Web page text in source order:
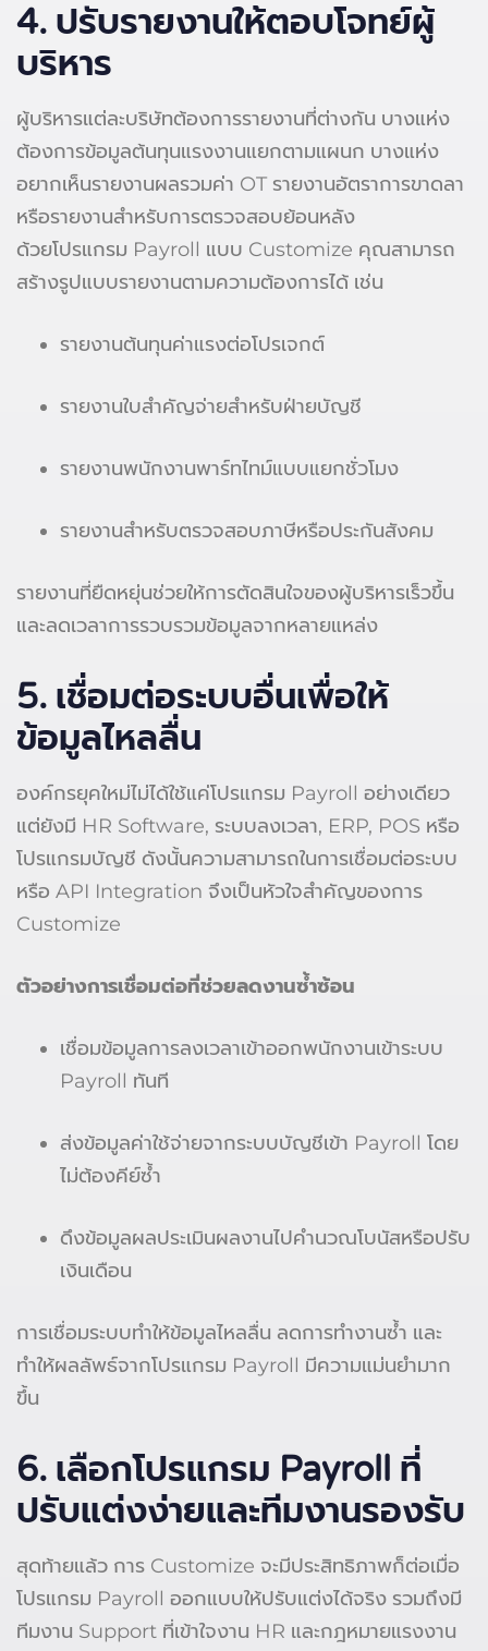
4. ปรับรายงานให้ตอบโจทย์ผู้
บริหาร
ผู้บริหารแต่ละบริษัทต้องการรายงานที่ต่างกัน บางแห่ง
ต้องการข้อมูลต้นทุนแรงงานแยกตามแผนก บางแห่ง
อยากเห็นรายงานผลรวมค่า OT รายงานอัตราการขาดลา
หรือรายงานสำหรับการตรวจสอบย้อนหลัง
ด้วยโปรแกรม Payroll แบบ Customize คุณสามารถ
สร้างรูปแบบรายงานตามความต้องการได้ เช่น
รายงานต้นทุนค่าแรงต่อโปรเจกต์
รายงานใบสำคัญจ่ายสำหรับฝ่ายบัญชี
รายงานพนักงานพาร์ทไทม์แบบแยกชั่วโมง
รายงานสำหรับตรวจสอบภาษีหรือประกันสังคม
รายงานที่ยืดหยุ่นช่วยให้การตัดสินใจของผู้บริหารเร็วขึ้น
และลดเวลาการรวบรวมข้อมูลจากหลายแหล่ง
5. เชื่อมต่อระบบอื่นเพื่อให้
ข้อมูลไหลลื่น
องค์กรยุคใหม่ไม่ได้ใช้แค่โปรแกรม Payroll อย่างเดียว
แต่ยังมี HR Software, ระบบลงเวลา, ERP, POS หรือ
โปรแกรมบัญชี ดังนั้นความสามารถในการเชื่อมต่อระบบ
หรือ API Integration จึงเป็นหัวใจสำคัญของการ
Customize
ตัวอย่างการเชื่อมต่อที่ช่วยลดงานซ้ำซ้อน
เชื่อมข้อมูลการลงเวลาเข้าออกพนักงานเข้าระบบ
Payroll ทันที
ส่งข้อมูลค่าใช้จ่ายจากระบบบัญชีเข้า Payroll โดย
ไม่ต้องคีย์ซ้ำ
ดึงข้อมูลผลประเมินผลงานไปคำนวณโบนัสหรือปรับ
เงินเดือน
การเชื่อมระบบทำให้ข้อมูลไหลลื่น ลดการทำงานซ้ำ และ
ทำให้ผลลัพธ์จากโปรแกรม Payroll มีความแม่นยำมาก
ขึ้น
6. เลือกโปรแกรม Payroll ที่
ปรับแต่งง่ายและทีมงานรองรับ
สุดท้ายแล้ว การ Customize จะมีประสิทธิภาพก็ต่อเมื่อ
โปรแกรม Payroll ออกแบบให้ปรับแต่งได้จริง รวมถึงมี
ทีมงาน Support ที่เข้าใจงาน HR และกฎหมายแรงงาน